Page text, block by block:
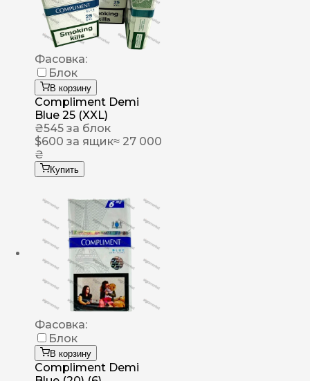
Фасовка:
Блок
В корзину
Compliment Demi
Blue 25 (XXL)
₴545 за блок
$600 за ящик≈ 27 000
₴
Купить
Фасовка:
Блок
В корзину
Compliment Demi